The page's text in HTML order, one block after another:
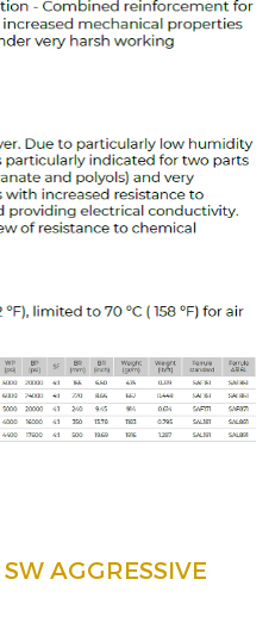
SW AGGRESSIVE